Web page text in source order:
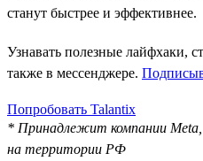
станут быстрее и эффективнее.
Узнавать полезные лайфхаки,
также в мессенджере.
Попробовать Talantix
* Принадлежит компании Meta,
на территории РФ